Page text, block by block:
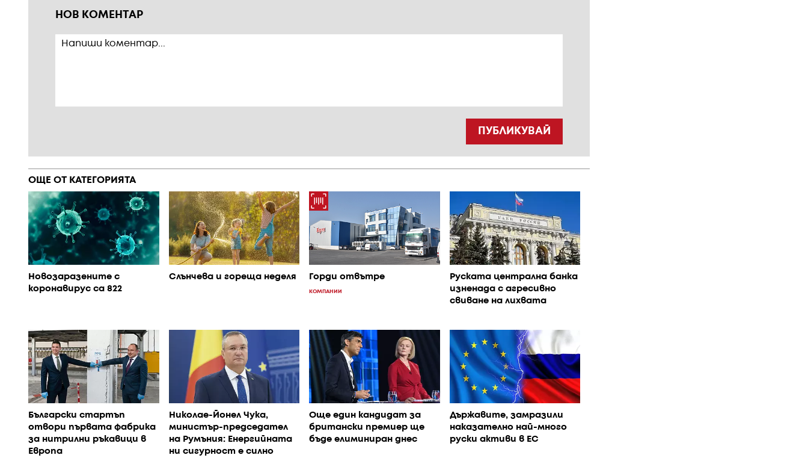
НОВ КОМЕНТАР
ПУБЛИКУВАЙ
ОЩЕ ОТ КАТЕГОРИЯТА
Новозаразените с
коронавирус са 822
Слънчева и гореща неделя Горди отвътре
КОМПАНИИ
Руската централна банка
изненада с агресивно
свиване на лихвата
Български стартъп
отвори първата фабрика
за нитрилни ръкавици в
Европа
Николае-Йонел Чука,
министър-председател
на Румъния: Енергийната
ни сигурност е силно
Още един кандидат за
британски премиер ще
бъде елиминиран днес
Държавите, замразили
наказателно най-много
руски активи в ЕС